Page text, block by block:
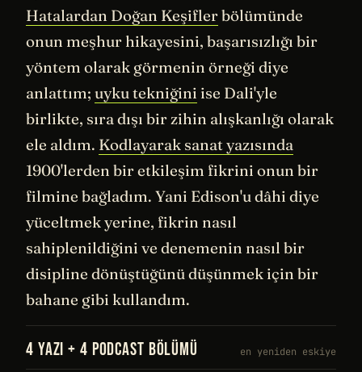
Hatalardan Doğan Keşiflerbölümünde
onun meşhur hikayesini, başarısızlığı bir
yöntem olarak görmenin örneği diye
anlattım; uyku tekniğini ise Dali'yle
birlikte, sıra dışı bir zihin alışkanlığı olarak
ele aldım. Kodlayarak sanat yazısında
1900'lerden bir etkileşim fikrini onun bir
filmine bağladım. Yani Edison'u dâhi diye
yüceltmek yerine, fikrin nasıl
sahiplenildiğini ve denemenin nasıl bir
disipline dönüştüğünü düşünmek için bir
bahane gibi kullandım.
4 YAZI + 4 PODCAST BÖLÜMÜ en yeniden eskiye